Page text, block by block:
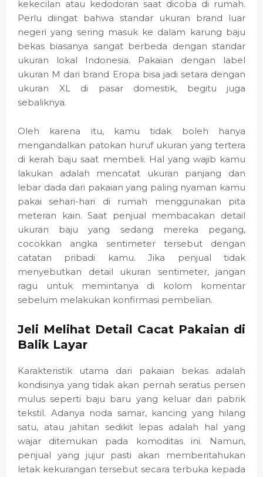
kekecilan atau kedodoran saat dicoba di rumah.
Perlu diingat bahwa standar ukuran brand luar
negeri yang sering masuk ke dalam karung baju
bekas biasanya sangat berbeda dengan standar
ukuran lokal Indonesia. Pakaian dengan label
ukuran M dari brand Eropa bisa jadi setara dengan
ukuran XL di pasar domestik, begitu juga
sebaliknya.
Oleh karena itu, kamu tidak boleh hanya
mengandalkan patokan huruf ukuran yang tertera
di kerah baju saat membeli. Hal yang wajib kamu
lakukan adalah mencatat ukuran panjang dan
lebar dada dari pakaian yang paling nyaman kamu
pakai sehari-hari di rumah menggunakan pita
meteran kain. Saat penjual membacakan detail
ukuran baju yang sedang mereka pegang,
cocokkan angka sentimeter tersebut dengan
catatan pribadi kamu. Jika penjual tidak
menyebutkan detail ukuran sentimeter, jangan
ragu untuk memintanya di kolom komentar
sebelum melakukan konfirmasi pembelian.
Jeli Melihat Detail Cacat Pakaian di
Balik Layar
Karakteristik utama dari pakaian bekas adalah
kondisinya yang tidak akan pernah seratus persen
mulus seperti baju baru yang keluar dari pabrik
tekstil. Adanya noda samar, kancing yang hilang
satu, atau jahitan sedikit lepas adalah hal yang
wajar ditemukan pada komoditas ini. Namun,
penjual yang jujur pasti akan memberitahukan
letak kekurangan tersebut secara terbuka kepada